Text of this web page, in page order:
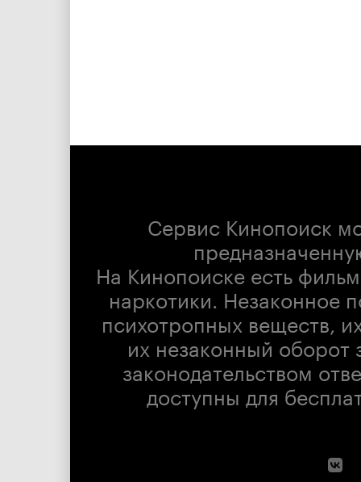
Сервис Кинопоиск
На Кинопоиске есть
наркотики. Незаконное
психотропных веществ,
их незаконный оборот
законодательством
доступны для